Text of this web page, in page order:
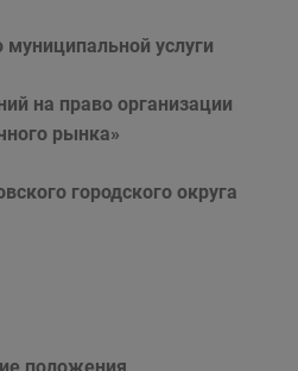
услуги
на право организации
рынка»
городского округа
положения